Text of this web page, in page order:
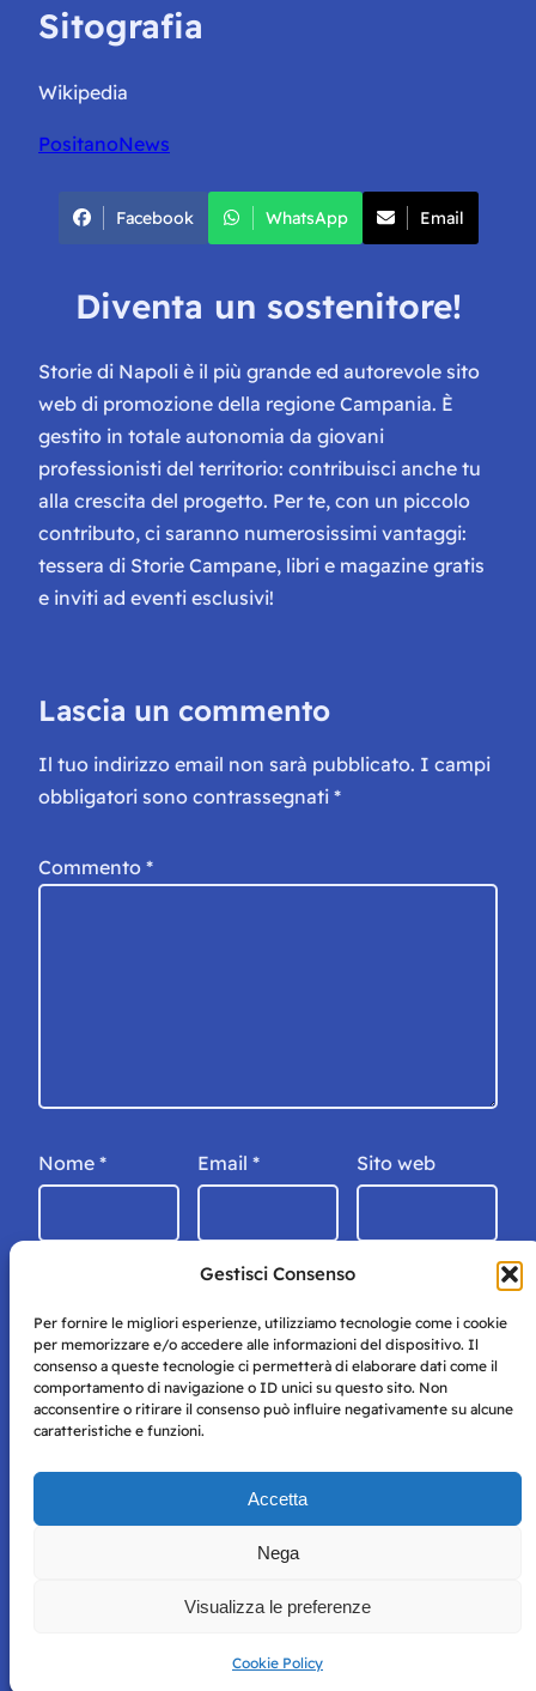
Gestisci Consenso
Per fornire le migliori esperienze, utilizziamo tecnologie come i cookie
per memorizzare e/o accedere alle informazioni del dispositivo. Il
consenso a queste tecnologie ci permetterà di elaborare dati come il
comportamento di navigazione o ID unici su questo sito. Non
acconsentire o ritirare il consenso può influire negativamente su alcune
caratteristiche e funzioni.
Accetta
Nega
Visualizza le preferenze
Cookie Policy
Sitografia
Wikipedia
PositanoNews
Facebook WhatsApp Email
Diventa un sostenitore!
Storie di Napoli è il più grande ed autorevole sito
web di promozione della regione Campania. È
gestito in totale autonomia da giovani
professionisti del territorio: contribuisci anche tu
alla crescita del progetto. Per te, con un piccolo
contributo, ci saranno numerosissimi vantaggi:
tessera di Storie Campane, libri e magazine gratis
e inviti ad eventi esclusivi!
Lascia un commento
Il tuo indirizzo email non sarà pubblicato. I campi
obbligatori sono contrassegnati *
Commento *
Nome * Email * Sito web
Storie di Napoli è una testata registrata presso il tribunale di
per mero scopo didattico e informativo.
perseguito secondo i termini di legge. Si nega l’utilizzo delle